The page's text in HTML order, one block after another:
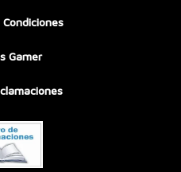
Gamer